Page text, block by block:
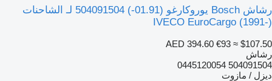
رشاش Bosch يوروكارغو (01.91-) 504091504 لـ الشاحنات
IVECO EuroCargo (1991-)
AED 394.60 €93 ≈ $107.50
رشاش
504091504 0445120054
ديزل / مازوت